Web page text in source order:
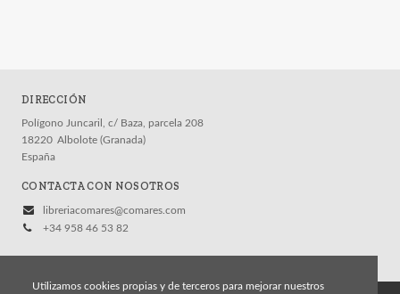
DIRECCIÓN
Polígono Juncaril, c/ Baza, parcela 208
18220 Albolote (Granada)
España
CONTACTA CON NOSOTROS
libreriacomares@comares.com
+34 958 46 53 82
Utilizamos cookies propias y de terceros para mejorar nuestros